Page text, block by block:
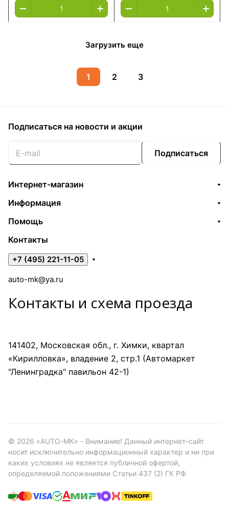
Загрузить еще
1 2 3
Подписаться на новости и акции
Подписаться
Интернет-магазин
Информация
Помощь
Контакты
+7 (495) 221-11-05
auto-mk@ya.ru
Контакты и схема проезда
141402, Московская обл., г. Химки, квартал
«Кирилловка», владение 2, стр.1 (Автомаркет
"Ленинградка" павильон 42-1)
© 2026 «AUTO-MK» - Внимание! Данный интернет-сайт
носит исключительно информационный характер и ни при
каких условиях не является публичной офертой,
определяемой положениями Статьи 437 (2) ГК РФ